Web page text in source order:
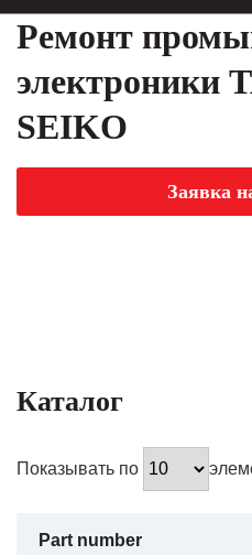
Ремонт
электроники
SEIKO
Заявка
Каталог
Показывать по
Part number